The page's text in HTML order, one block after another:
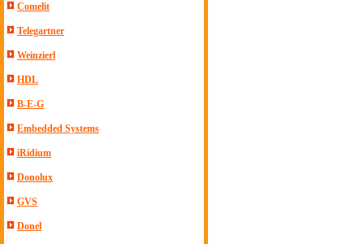
Comelit
Telegartner
Weinzierl
HDL
B-E-G
Embedded Systems
iRidium
Donolux
GVS
Donel